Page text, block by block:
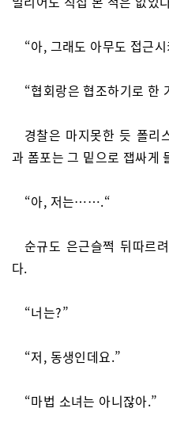
“아, 그래도 아무도 접근
“협회랑은 협조하기로 한
경찰은 마지못한 듯 폴리
과 폼포는 그 밑으로 잽싸게
“아, 저는…….“
순규도 은근슬쩍 뒤따르
다.
“너는?”
“저, 동생인데요.”
“마법 소녀는 아니잖아.”